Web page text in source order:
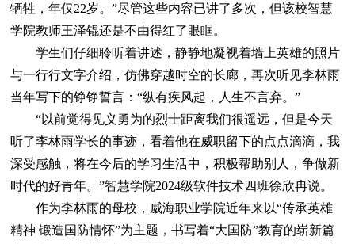
牺牲，年仅22岁。”尽管这些内容已讲了多次，但该校智慧
学院教师王泽锟还是不由得红了眼眶。
学生们仔细聆听着讲述，静静地凝视着墙上英雄的照片
与一行行文字介绍，仿佛穿越时空的长廊，再次听见李林雨
当年写下的铮铮誓言：“纵有疾风起，人生不言弃。”
“以前觉得见义勇为的烈士距离我们很遥远，但是今天
听了李林雨学长的事迹，看着他在威职留下的点点滴滴，我
深受感触，将在今后的学习生活中，积极帮助别人，争做新
时代的好青年。”智慧学院2024级软件技术四班徐欣冉说。
作为李林雨的母校，威海职业学院近年来以“传承英雄
精神 锻造国防情怀”为主题，书写着“大国防”教育的崭新篇